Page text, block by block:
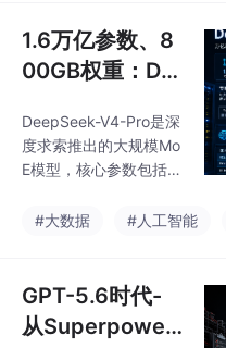
1.6万亿参数、8
00GB权重：De
o到底需要多贵
的机器？
DeepSeek-V4-Pro是深
度求索推出的大规模Mo
E模型，核心参数包括1.
数、1M上下文窗口及FP
每次仅激活部分参数，
但需全量加载权重，理
论显存需求达数百GB，
#大数据 #人工智能
GPT-5.6时代-
从Superpower